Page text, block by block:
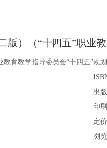
版）（“十四五”职业
教育教学指导委员会“十四五”规
出
印
定价
浏览